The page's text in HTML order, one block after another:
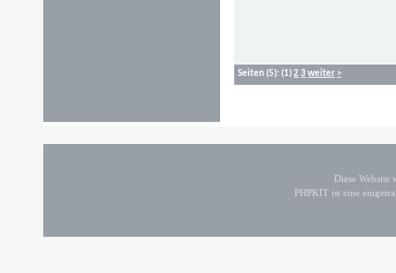
Seiten(5): (1)2 3 weiter >
Diese
PHPKIT ist eine